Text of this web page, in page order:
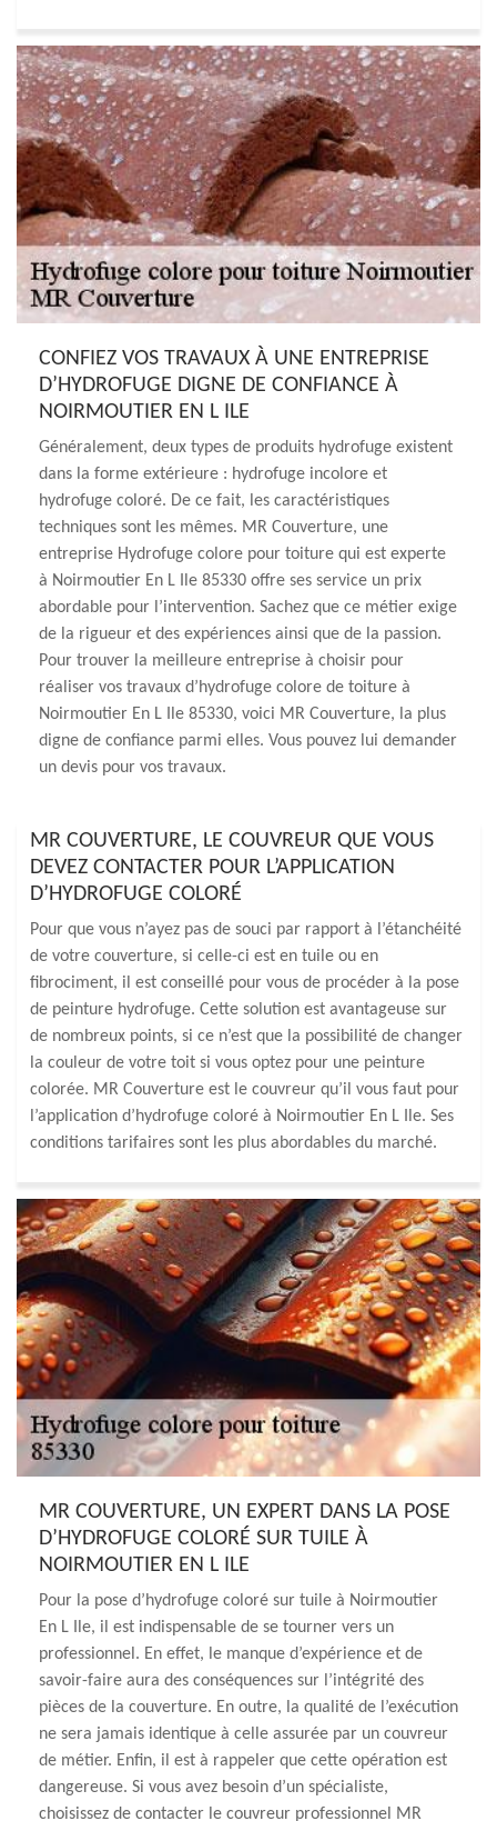
CONFIEZ VOS TRAVAUX À UNE ENTREPRISE
D’HYDROFUGE DIGNE DE CONFIANCE À
NOIRMOUTIER EN L ILE
Généralement, deux types de produits hydrofuge existent
dans la forme extérieure : hydrofuge incolore et
hydrofuge coloré. De ce fait, les caractéristiques
techniques sont les mêmes. MR Couverture, une
entreprise Hydrofuge colore pour toiture qui est experte
à Noirmoutier En L Ile 85330 offre ses service un prix
abordable pour l’intervention. Sachez que ce métier exige
de la rigueur et des expériences ainsi que de la passion.
Pour trouver la meilleure entreprise à choisir pour
réaliser vos travaux d’hydrofuge colore de toiture à
Noirmoutier En L Ile 85330, voici MR Couverture, la plus
digne de confiance parmi elles. Vous pouvez lui demander
un devis pour vos travaux.
MR COUVERTURE, LE COUVREUR QUE VOUS
DEVEZ CONTACTER POUR L’APPLICATION
D’HYDROFUGE COLORÉ
Pour que vous n’ayez pas de souci par rapport à l’étanchéité
de votre couverture, si celle-ci est en tuile ou en
fibrociment, il est conseillé pour vous de procéder à la pose
de peinture hydrofuge. Cette solution est avantageuse sur
de nombreux points, si ce n’est que la possibilité de changer
la couleur de votre toit si vous optez pour une peinture
colorée. MR Couverture est le couvreur qu’il vous faut pour
l’application d’hydrofuge coloré à Noirmoutier En L Ile. Ses
conditions tarifaires sont les plus abordables du marché.
MR COUVERTURE, UN EXPERT DANS LA POSE
D’HYDROFUGE COLORÉ SUR TUILE À
NOIRMOUTIER EN L ILE
Pour la pose d’hydrofuge coloré sur tuile à Noirmoutier
En L Ile, il est indispensable de se tourner vers un
professionnel. En effet, le manque d’expérience et de
savoir-faire aura des conséquences sur l’intégrité des
pièces de la couverture. En outre, la qualité de l’exécution
ne sera jamais identique à celle assurée par un couvreur
de métier. Enfin, il est à rappeler que cette opération est
dangereuse. Si vous avez besoin d’un spécialiste,
choisissez de contacter le couvreur professionnel MR